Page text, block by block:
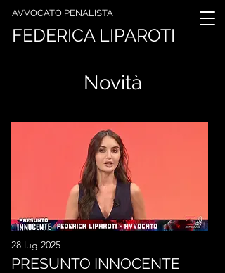
FEDERICA LIPAROTI
AVVOCATO PENALISTA
Novità
28 lug 2025
PRESUNTO INNOCENTE